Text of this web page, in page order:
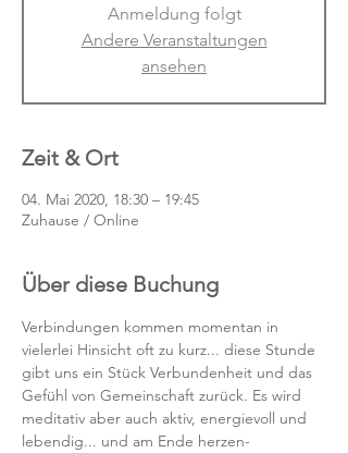
Anmeldung folgt
Andere Veranstaltungen
ansehen
Zeit & Ort
04. Mai 2020, 18:30 – 19:45
Zuhause / Online
Über diese Buchung
Verbindungen kommen momentan in
vielerlei Hinsicht oft zu kurz... diese Stunde
gibt uns ein Stück Verbundenheit und das
Gefühl von Gemeinschaft zurück. Es wird
meditativ aber auch aktiv, energievoll und
lebendig... und am Ende herzen-